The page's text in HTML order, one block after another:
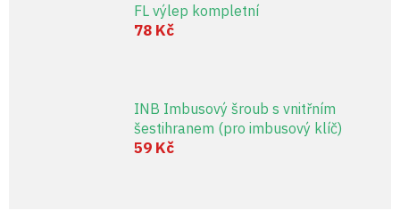
FL výlep kompletní
78 Kč
INB Imbusový šroub s vnitřním
šestihranem (pro imbusový klíč)
59 Kč